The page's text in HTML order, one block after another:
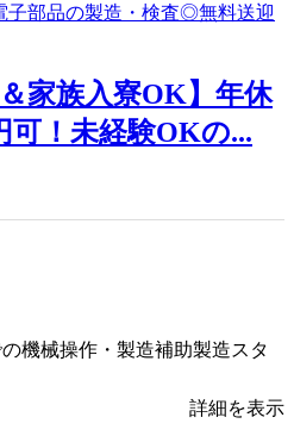
家族入寮OK】年休
可！未経験OKの...
機械操作・製造補助製造スタ
詳細を表示